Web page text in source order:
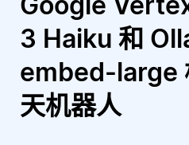
3 Haiku 和
embed-large
天机器人